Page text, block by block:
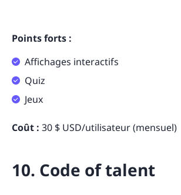
Points forts :
Affichages interactifs
Quiz
Jeux
Coût : 30 $ USD/utilisateur (mensuel)
10. Code of talent